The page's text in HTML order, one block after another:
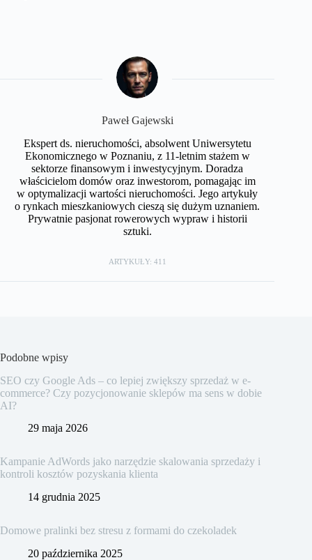
Paweł Gajewski
Ekspert ds. nieruchomości, absolwent Uniwersytetu
Ekonomicznego w Poznaniu, z 11-letnim stażem w
sektorze finansowym i inwestycyjnym. Doradza
właścicielom domów oraz inwestorom, pomagając im
w optymalizacji wartości nieruchomości. Jego artykuły
o rynkach mieszkaniowych cieszą się dużym uznaniem.
Prywatnie pasjonat rowerowych wypraw i historii
sztuki.
ARTYKUŁY: 411
Podobne wpisy
SEO czy Google Ads – co lepiej zwiększy sprzedaż w e-
commerce? Czy pozycjonowanie sklepów ma sens w dobie
AI?
29 maja 2026
Kampanie AdWords jako narzędzie skalowania sprzedaży i
kontroli kosztów pozyskania klienta
14 grudnia 2025
Domowe pralinki bez stresu z formami do czekoladek
20 października 2025